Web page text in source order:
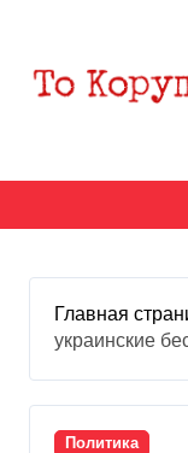
содержанию
Главная
украинские
Политика